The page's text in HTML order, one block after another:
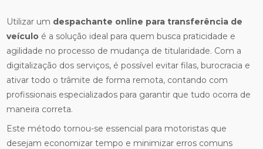
Utilizar um despachante online para transferência de
veículo é a solução ideal para quem busca praticidade e
agilidade no processo de mudança de titularidade. Com a
digitalização dos serviços, é possível evitar filas, burocracia e
ativar todo o trâmite de forma remota, contando com
profissionais especializados para garantir que tudo ocorra de
maneira correta.
Este método tornou-se essencial para motoristas que
desejam economizar tempo e minimizar erros comuns